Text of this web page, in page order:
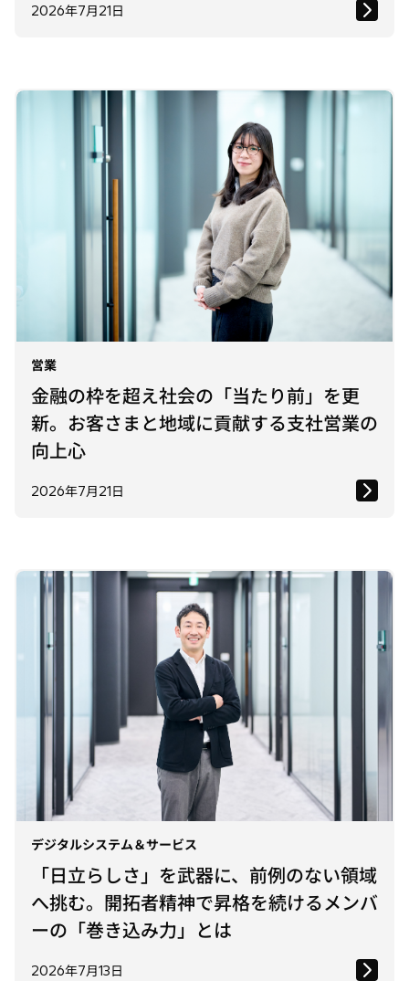
2026年7月21日
営業
金融の枠を超え社会の「当たり前」を更
新。お客さまと地域に貢献する支社営業の
向上心
2026年7月21日
デジタルシステム＆サービス
「日立らしさ」を武器に、前例のない領域
へ挑む。開拓者精神で昇格を続けるメンバ
ーの「巻き込み力」とは
2026年7月13日